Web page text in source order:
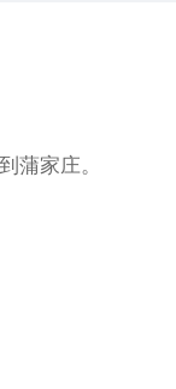
蒲家庄。